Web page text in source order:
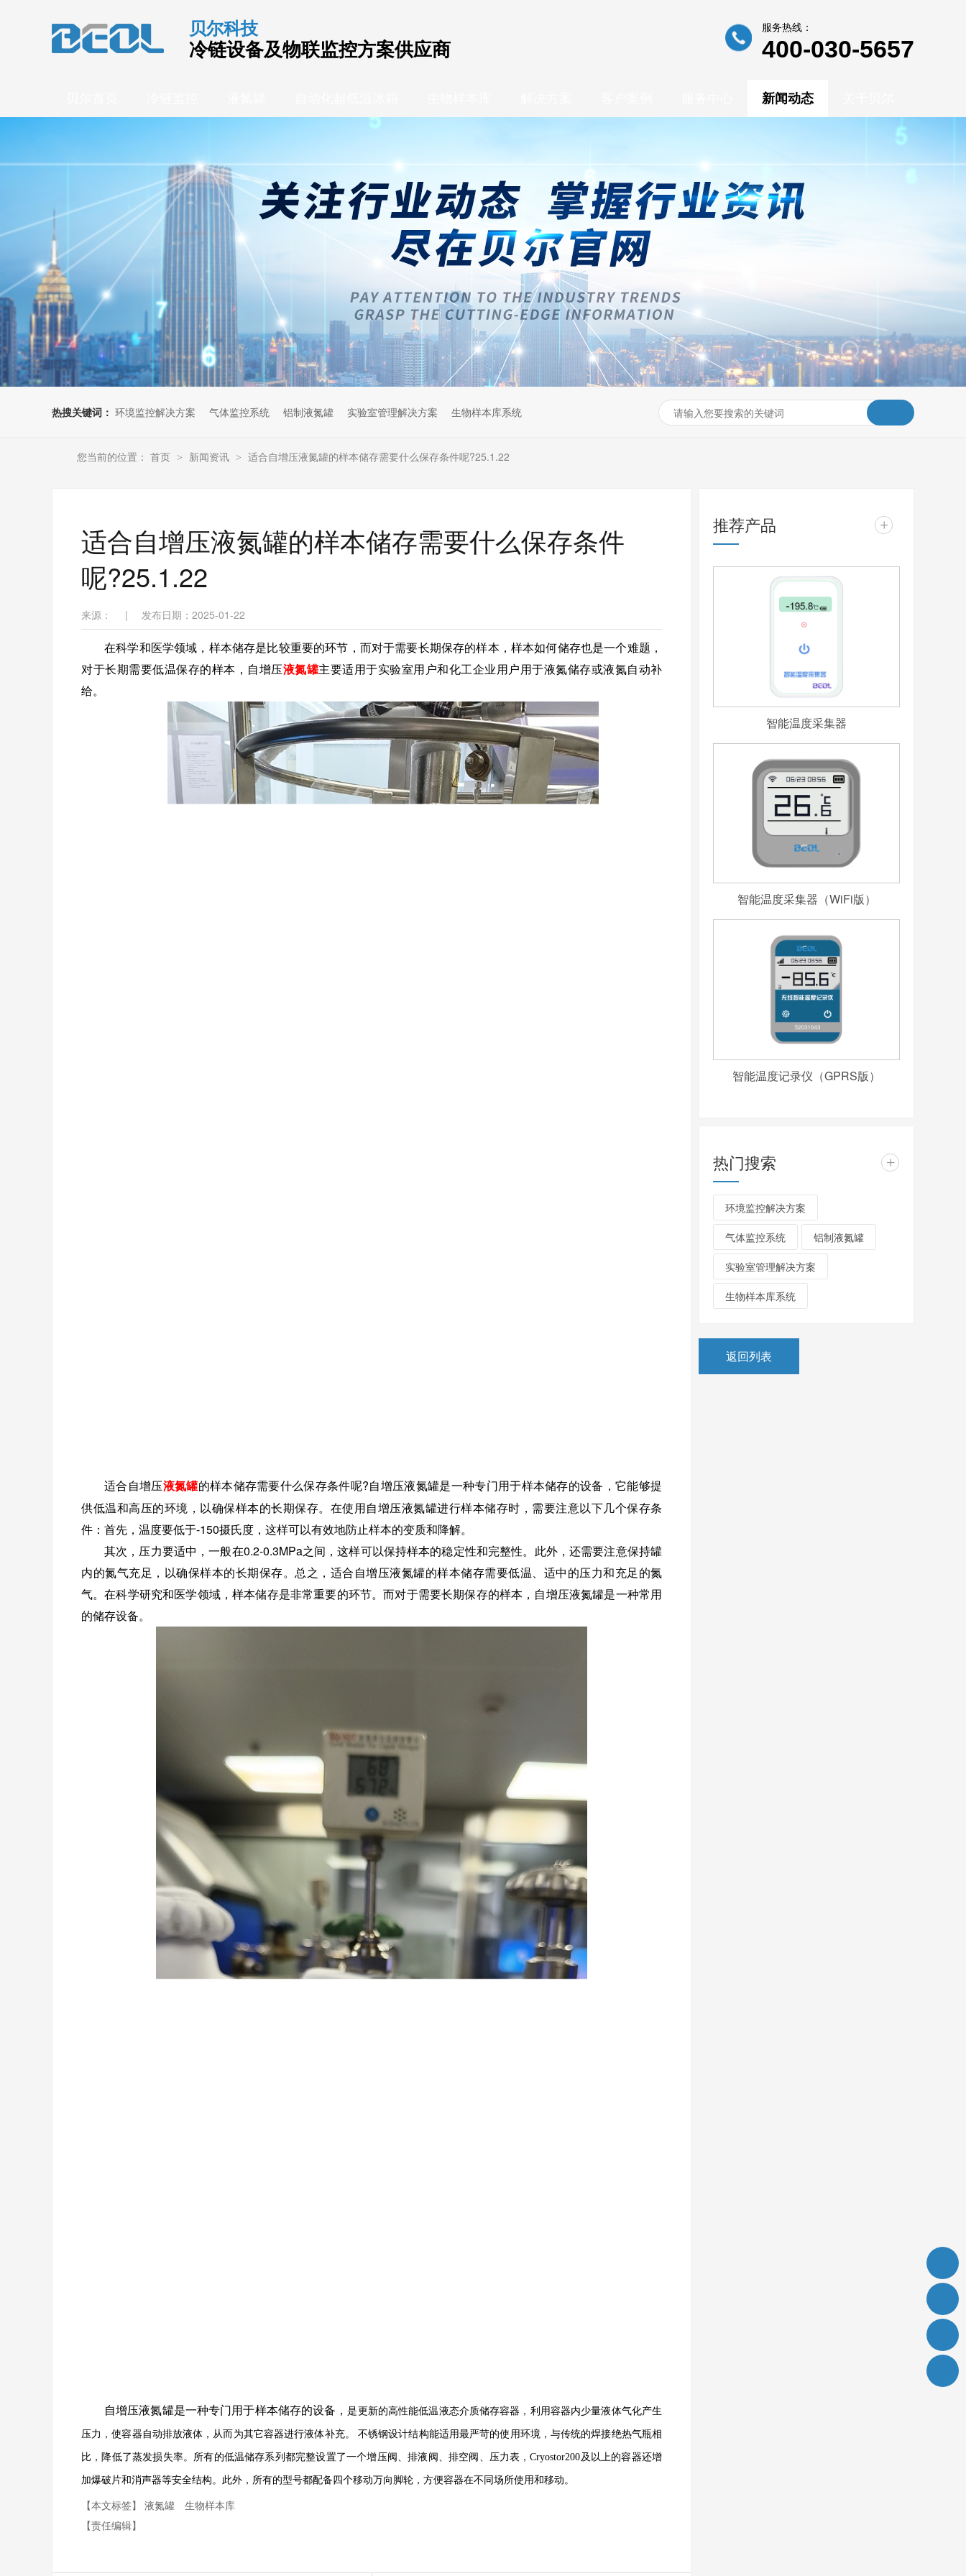
贝尔科技
冷链设备及物联监控方案供应商
服务热线：
400-030-5657
新闻动态
热搜关键词： 环境监控解决方案 气体监控系统 铝制液氮罐 实验室管理解决方案 生物样本库系统
您当前的位置： 首页 > 新闻资讯 > 适合自增压液氮罐的样本储存需要什么保存条件呢?25.1.22
适合自增压液氮罐的样本储存需要什么保存条件
呢?25.1.22
来源： | 发布日期：2025-01-22
在科学和医学领域，样本储存是比较重要的环节，而对于需要长期保存的样本，样本如何储存也是一个难题，
对于长期需要低温保存的样本，自增压液氮罐主要适用于实验室用户和化工企业用户用于液氮储存或液氮自动补
给。
适合自增压液氮罐的样本储存需要什么保存条件呢?自增压液氮罐是一种专门用于样本储存的设备，它能够提
供低温和高压的环境，以确保样本的长期保存。在使用自增压液氮罐进行样本储存时，需要注意以下几个保存条
件：首先，温度要低于-150摄氏度，这样可以有效地防止样本的变质和降解。
其次，压力要适中，一般在0.2-0.3MPa之间，这样可以保持样本的稳定性和完整性。此外，还需要注意保持罐
内的氮气充足，以确保样本的长期保存。总之，适合自增压液氮罐的样本储存需要低温、适中的压力和充足的氮
气。在科学研究和医学领域，样本储存是非常重要的环节。而对于需要长期保存的样本，自增压液氮罐是一种常用
的储存设备。
自增压液氮罐是一种专门用于样本储存的设备，是更新的高性能低温液态介质储存容器，利用容器内少量液体气化产生
压力，使容器自动排放液体，从而为其它容器进行液体补充。 不锈钢设计结构能适用最严苛的使用环境，与传统的焊接绝热气瓶相
比，降低了蒸发损失率。所有的低温储存系列都完整设置了一个增压阀、排液阀、排空阀、压力表，Cryostor200及以上的容器还增
加爆破片和消声器等安全结构。此外，所有的型号都配备四个移动万向脚轮，方便容器在不同场所使用和移动。
【本文标签】 液氮罐
生物样本库
【责任编辑】
推荐产品 +
智能温度采集器
智能温度采集器（WiFi版）
智能温度记录仪（GPRS版）
热门搜索 +
环境监控解决方案
气体监控系统 铝制液氮罐
实验室管理解决方案
生物样本库系统
返回列表